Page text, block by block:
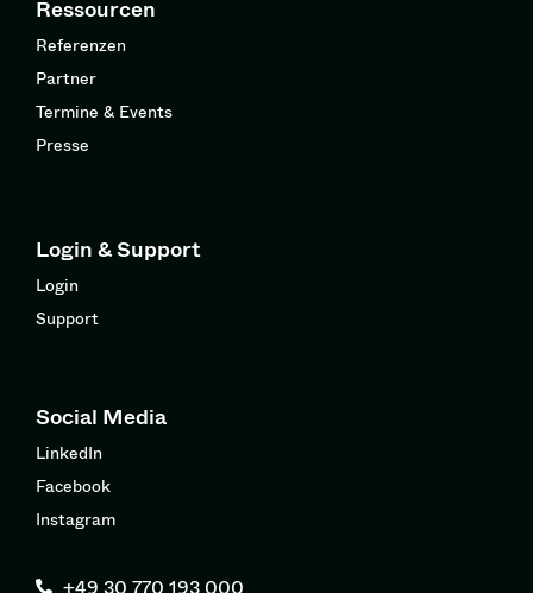
Ressourcen
Referenzen
Partner
Termine & Events
Presse
Login & Support
Login
Support
Social Media
LinkedIn
Facebook
Instagram
+49 30 770 193 000